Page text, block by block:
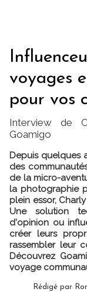
voyages
pour vos
Interview de
Goamigo
Depuis quelques
des
de la micro-
la photographie
plein essor,
Une solution
d'opinion ou
créer leurs
rassembler leur
Découvrez
voyage
Rédigé par